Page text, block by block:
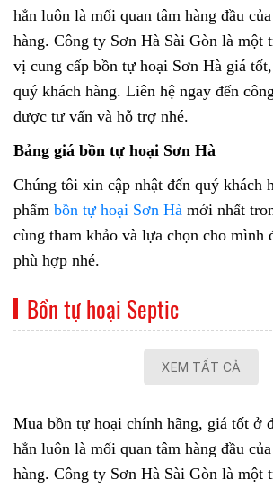
hẳn luôn là mối quan tâm hàng đầu
hàng. Công ty Sơn Hà Sài Gòn là một
vị cung cấp bồn tự hoại Sơn Hà giá
quý khách hàng. Liên hệ ngay đến
được tư vấn và hỗ trợ nhé.
Bảng giá bồn tự hoại Sơn Hà
Chúng tôi xin cập nhật đến quý khách
phẩm bồn tự hoại Sơn Hà mới nhất
cùng tham khảo và lựa chọn cho mình
phù hợp nhé.
Bồn tự hoại Septic
XEM TẤT CẢ
Mua bồn tự hoại chính hãng, giá tốt ở
hẳn luôn là mối quan tâm hàng đầu
hàng. Công ty Sơn Hà Sài Gòn là một